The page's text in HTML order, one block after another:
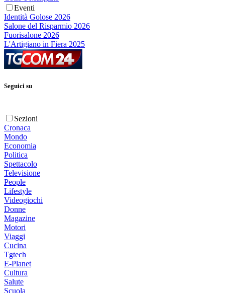
Eventi
Identità Golose 2026
Salone del Risparmio 2026
Fuorisalone 2026
L'Artigiano in Fiera 2025
Seguici su
Sezioni
Cronaca
Mondo
Economia
Politica
Spettacolo
Televisione
People
Lifestyle
Videogiochi
Donne
Magazine
Motori
Viaggi
Cucina
Tgtech
E-Planet
Cultura
Salute
Scuola